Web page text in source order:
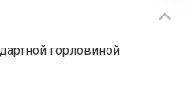
горловиной